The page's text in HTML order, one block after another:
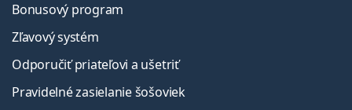
Bonusový program
Zľavový systém
Odporučiť priateľovi a ušetriť
Pravidelné zasielanie šošoviek